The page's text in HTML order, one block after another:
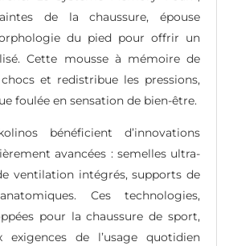
de la chaussure, épouse
du pied pour offrir un
Cette mousse à mémoire de
et redistribue les pressions,
foulée en sensation de bien-être.
bénéficient d’innovations
avancées : semelles ultra-
ventilation intégrés, supports de
Ces technologies,
pour la chaussure de sport,
exigences de l’usage quotidien